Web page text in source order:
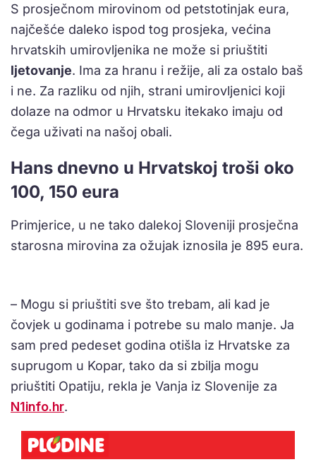
S prosječnom mirovinom od petstotinjak eura,
najčešće daleko ispod tog prosjeka, većina
hrvatskih umirovljenika ne može si priuštiti
ljetovanje. Ima za hranu i režije, ali za ostalo baš
i ne. Za razliku od njih, strani umirovljenici koji
dolaze na odmor u Hrvatsku itekako imaju od
čega uživati na našoj obali.
Hans dnevno u Hrvatskoj troši oko
100, 150 eura
Primjerice, u ne tako dalekoj Sloveniji prosječna
starosna mirovina za ožujak iznosila je 895 eura.
– Mogu si priuštiti sve što trebam, ali kad je
čovjek u godinama i potrebe su malo manje. Ja
sam pred pedeset godina otišla iz Hrvatske za
suprugom u Kopar, tako da si zbilja mogu
priuštiti Opatiju, rekla je Vanja iz Slovenije za
N1info.hr.